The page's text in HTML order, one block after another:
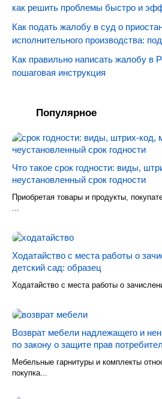
как решить проблемы быстро и
Как подать жалобу в суд о
исполнительного производства:
Как правильно написать жалобу в
пошаговая инструкция
Популярное
Что такое срок годности: виды,
неустановленный срок годности
Приобретая товары и продукты,
...
Ходатайство с места работы о
детский сад: образец
Ходатайство с места работы о
Возврат мебели надлежащего и
по закону о защите прав
Мебельные гарнитуры и комплекты
покупка...